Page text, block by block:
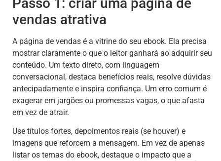
vendas atrativa
A página de vendas é a vitrine do seu ebook. Ela precisa
mostrar claramente o que o leitor ganhará ao adquirir seu
conteúdo. Um texto direto, com linguagem
conversacional, destaca benefícios reais, resolve dúvidas
antecipadamente e inspira confiança. Um erro comum é
exagerar em jargões ou promessas vagas, o que afasta
em vez de atrair.
Use títulos fortes, depoimentos reais (se houver) e
imagens que reforcem a mensagem. Em vez de apenas
listar os temas do ebook, destaque o impacto que a